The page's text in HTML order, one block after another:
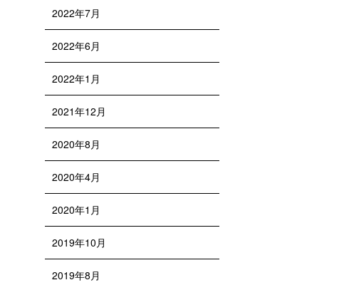
2022年7月
2022年6月
2022年1月
2021年12月
2020年8月
2020年4月
2020年1月
2019年10月
2019年8月